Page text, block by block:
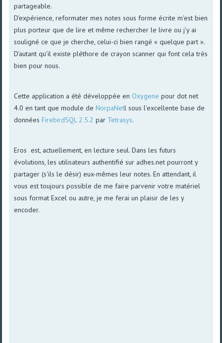
partageable.
D'expérience, reformater mes notes sous forme écrite m'est bien
plus porteur que de lire et même rechercher le livre ou j'y ai
souligné ce que je cherche, celui-ci bien rangé « quelque part ».
D'autant qu'il existe pléthore de crayon scanner qui font cela très
bien pour nous.
Cette application a été développée en Oxygene pour dot net
4.0 en tant que module deNorpaNetl sous l'excellente base de
donnéesFirebirdSQL 2.5.2 par Tetrasys.
Eros est, actuellement, en lecture seul. Dans les futurs
évolutions, les utilisateurs authentifié sur adhes.net pourront y
partager (s'ils le désir) eux-mêmes leur notes. En attendant, il
vous est toujours possible de me faire parvenir votre matériel
sous format Excel ou autre, je me ferai un plaisir de les y
encoder.